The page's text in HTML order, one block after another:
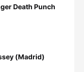
Death Punch
(Madrid)